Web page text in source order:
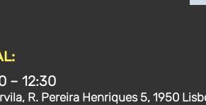
– 12:30
R. Pereira Henriques 5, 1950